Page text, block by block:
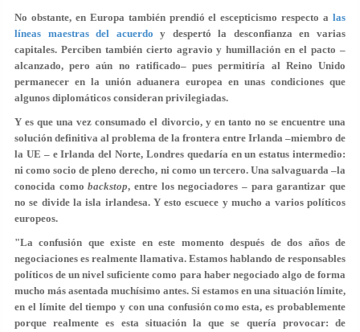
No obstante, en Europa también prendió el escepticismo respecto a las
líneas maestras del acuerdo y despertó la desconfianza en varias
capitales. Perciben también cierto agravio y humillación en el pacto –
alcanzado, pero aún no ratificado– pues permitiría al Reino Unido
permanecer en la unión aduanera europea en unas condiciones que
algunos diplomáticos consideran privilegiadas.
Y es que una vez consumado el divorcio, y en tanto no se encuentre una
solución definitiva al problema de la frontera entre Irlanda –miembro de
la UE – e Irlanda del Norte, Londres quedaría en un estatus intermedio:
ni como socio de pleno derecho, ni como un tercero. Una salvaguarda –la
conocida comobackstop, entre los negociadores – para garantizar que
no se divide la isla irlandesa. Y esto escuece y mucho a varios políticos
europeos.
"La confusión que existe en este momento después de dos años de
negociaciones es realmente llamativa. Estamos hablando de responsables
políticos de un nivel suficiente como para haber negociado algo de forma
mucho más asentada muchísimo antes. Si estamos en una situación límite,
en el límite del tiempo y con una confusión como esta, es probablemente
porque realmente es esta situación la que se quería provocar: de